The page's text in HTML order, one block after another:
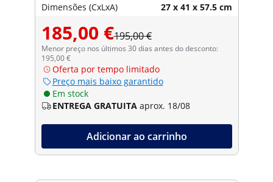
Dimensões (CxLxA) 27 x 41 x 57.5 cm
185,00 €195,00 €
Menor preço nos últimos 30 dias antes do desconto:
195,00 €
Oferta por tempo limitado
Preço mais baixo garantido
Em stock
ENTREGA GRATUITA aprox. 18/08
Adicionar ao carrinho